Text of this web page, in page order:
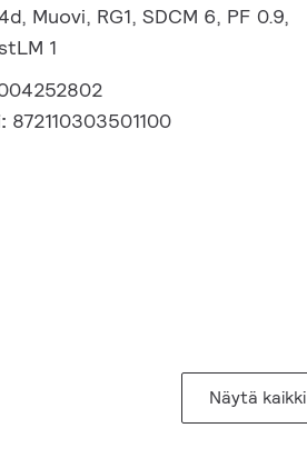
Muovi, RG1, SDCM 6, PF 0.9,
1
872110303501100
Näytä kaikki